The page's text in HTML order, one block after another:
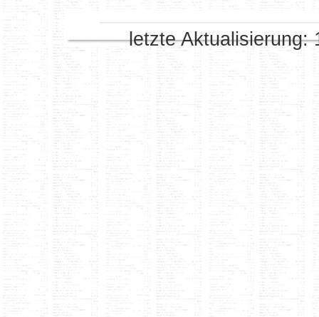
letzte Aktualisierung: